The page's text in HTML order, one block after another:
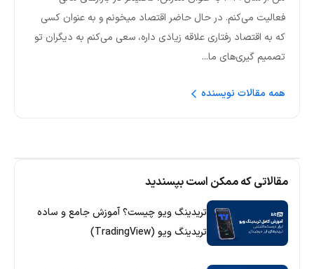
فعالیت می‌کنم. در حال حاضر اقتصاد میخونم و به عنوان کسی
که به اقتصاد رفتاری علاقه زیادی داره، سعی می‌کنم به دیگران تو
تصمیم گیری‌های ما...
همه مقالات نویسنده
مقالاتی که ممکن است بپسندید
تریدینگ ویو چیست؟ آموزش جامع و ساده
تریدینگ ویو (TradingView)